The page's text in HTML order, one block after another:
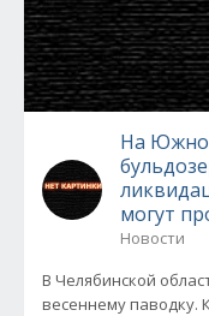
На
могут
Новости
В Челябинской
весеннему паводку.